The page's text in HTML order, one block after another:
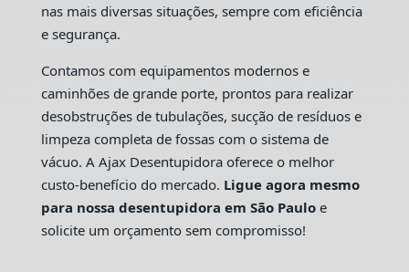
nas mais diversas situações, sempre com eficiência
e segurança.
Contamos com equipamentos modernos e
caminhões de grande porte, prontos para realizar
desobstruções de tubulações, sucção de resíduos e
limpeza completa de fossas com o sistema de
vácuo. A Ajax Desentupidora oferece o melhor
custo-benefício do mercado. Ligue agora mesmo
para nossa desentupidora em São Pauloe
solicite um orçamento sem compromisso!